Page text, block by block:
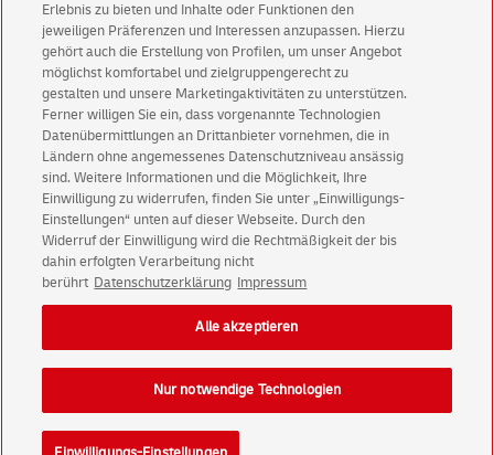
Privatkundensichern sich einen5 € Gutschein
für POSTSCAN!
Geschäftskundenerhalten einen5 € Gutschein
für Briefmarke individuell!
Zur Newsletter-Anmeldung
© Fri Aug 07 07:05:45 CEST 2026 Deutsche Post AG
Impressum
Datenschutz
Einwilligungs-Einstellungen
Rechtliche Hinweise
Barrierefreiheit
Erlebnis zu bieten und Inhalte oder Funktionen den
jeweiligen Präferenzen und Interessen anzupassen. Hierzu
gehört auch die Erstellung von Profilen, um unser Angebot
möglichst komfortabel und zielgruppengerecht zu
gestalten und unsere Marketingaktivitäten zu unterstützen.
Ferner willigen Sie ein, dass vorgenannte Technologien
Datenübermittlungen an Drittanbieter vornehmen, die in
Ländern ohne angemessenes Datenschutzniveau ansässig
sind. Weitere Informationen und die Möglichkeit, Ihre
Einwilligung zu widerrufen, finden Sie unter „Einwilligungs-
Einstellungen“ unten auf dieser Webseite. Durch den
Widerruf der Einwilligung wird die Rechtmäßigkeit der bis
dahin erfolgten Verarbeitung nicht
berührt Datenschutzerklärung Impressum
Nur notwendige Technologien
Alle akzeptieren